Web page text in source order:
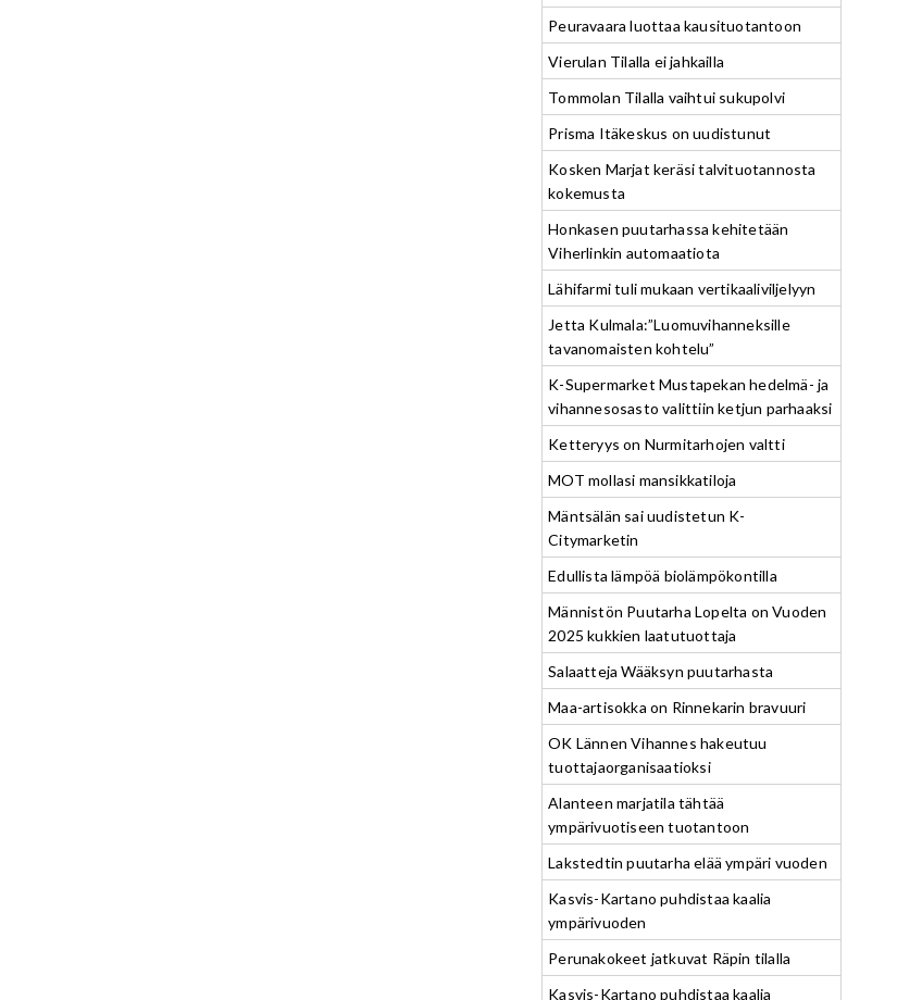
Peuravaara luottaa kausituotantoon
Vierulan Tilalla ei jahkailla
Tommolan Tilalla vaihtui sukupolvi
Prisma Itäkeskus on uudistunut
Kosken Marjat keräsi talvituotannosta
kokemusta
Honkasen puutarhassa kehitetään
Viherlinkin automaatiota
Lähifarmi tuli mukaan vertikaaliviljelyyn
Jetta Kulmala:”Luomuvihanneksille
tavanomaisten kohtelu”
K-Supermarket Mustapekan hedelmä- ja
vihannesosasto valittiin ketjun parhaaksi
Ketteryys on Nurmitarhojen valtti
MOT mollasi mansikkatiloja
Mäntsälän sai uudistetun K-
Citymarketin
Edullista lämpöä biolämpökontilla
Männistön Puutarha Lopelta on Vuoden
2025 kukkien laatutuottaja
Salaatteja Wääksyn puutarhasta
Maa-artisokka on Rinnekarin bravuuri
OK Lännen Vihannes hakeutuu
tuottajaorganisaatioksi
Alanteen marjatila tähtää
ympärivuotiseen tuotantoon
Lakstedtin puutarha elää ympäri vuoden
Kasvis-Kartano puhdistaa kaalia
ympärivuoden
Perunakokeet jatkuvat Räpin tilalla
Kasvis-Kartano puhdistaa kaalia